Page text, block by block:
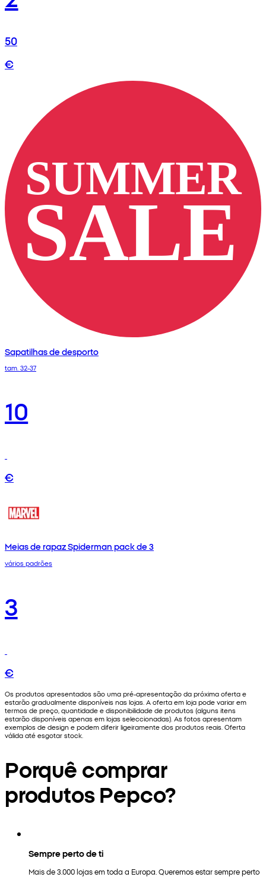
50
€
Sapatilhas de desporto
tam. 32-37
10
€
Meias de rapaz Spiderman pack de 3
vários padrões
3
€
Os produtos apresentados são uma pré-apresentação da próxima oferta e
estarão gradualmente disponíveis nas lojas. A oferta em loja pode variar em
termos de preço, quantidade e disponibilidade de produtos (alguns itens
estarão disponíveis apenas em lojas seleccionadas). As fotos apresentam
exemplos de design e podem diferir ligeiramente dos produtos reais. Oferta
válida até esgotar stock.
Porquê comprar
produtos Pepco?
Sempre perto de ti
Mais de 3.000 lojas em toda a Europa. Queremos estar sempre perto